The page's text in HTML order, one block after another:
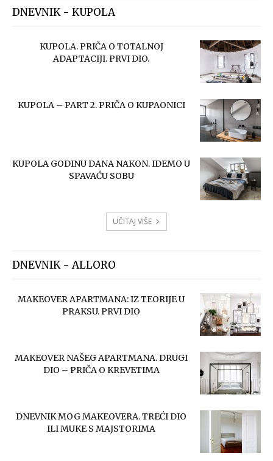
DNEVNIK - KUPOLA
KUPOLA. PRIČA O TOTALNOJ
ADAPTACIJI. PRVI DIO.
KUPOLA – PART 2. PRIČA O KUPAONICI
KUPOLA GODINU DANA NAKON. IDEMO U
SPAVAĆU SOBU
UČITAJ VIŠE
DNEVNIK - ALLORO
MAKEOVER APARTMANA: IZ TEORIJE U
PRAKSU. PRVI DIO
MAKEOVER NAŠEG APARTMANA. DRUGI
DIO – PRIČA O KREVETIMA
DNEVNIK MOG MAKEOVERA. TREĆI DIO
ILI MUKE S MAJSTORIMA